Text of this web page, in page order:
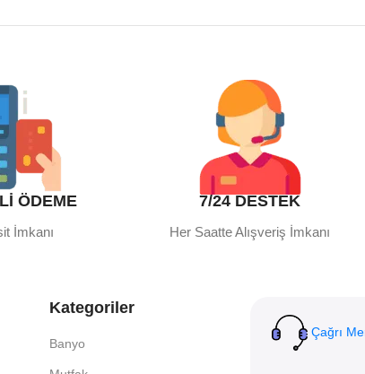
ÖDEME
İmkanı
7/24 DESTEK
Her Saatte Alışveriş İmkanı
Kategoriler
Banyo
Çağrı